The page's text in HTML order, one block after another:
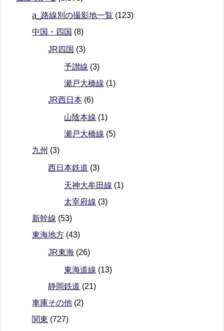
a_路線別の撮影地一覧 (123)
中国・四国 (8)
JR四国 (3)
予讃線 (3)
瀬戸大橋線 (1)
JR西日本 (6)
山陰本線 (1)
瀬戸大橋線 (5)
九州 (3)
西日本鉄道 (3)
天神大牟田線 (1)
太宰府線 (3)
新幹線 (53)
東海地方 (43)
JR東海 (26)
東海道線 (13)
静岡鉄道 (21)
車庫その他 (2)
関東 (727)